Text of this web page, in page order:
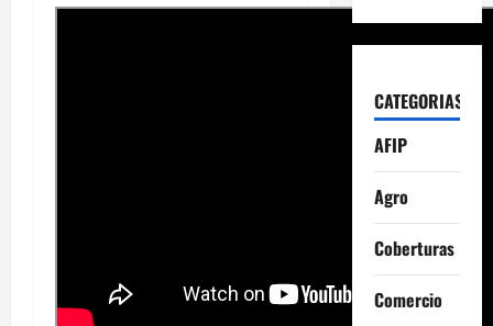
CATEGORIAS
AFIP
Agro
Coberturas
Comercio